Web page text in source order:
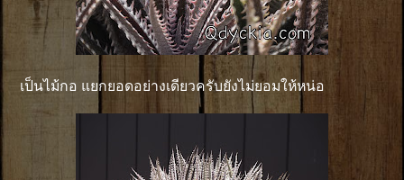
เป็นไม้กอ แยกยอดอย่างเดียวครับยังไม่ยอมให้หน่อ